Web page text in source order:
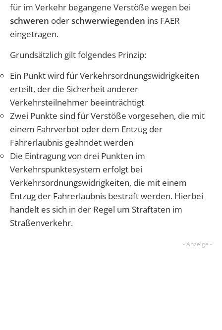
für im Verkehr begangene Verstöße wegen bei
schweren oderschwerwiegenden ins FAER
eingetragen.
Grundsätzlich gilt folgendes Prinzip:
Ein Punkt wird für Verkehrsordnungswidrigkeiten
erteilt, der die Sicherheit anderer
Verkehrsteilnehmer beeinträchtigt
Zwei Punkte sind für Verstöße vorgesehen, die mit
einem Fahrverbot oder dem Entzug der
Fahrerlaubnis geahndet werden
Die Eintragung von drei Punkten im
Verkehrspunktesystem erfolgt bei
Verkehrsordnungswidrigkeiten, die mit einem
Entzug der Fahrerlaubnis bestraft werden. Hierbei
handelt es sich in der Regel um Straftaten im
Straßenverkehr.